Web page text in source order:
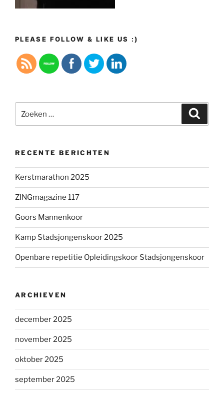
PLEASE FOLLOW & LIKE US :)
naar:
RECENTE BERICHTEN
Kerstmarathon 2025
ZINGmagazine 117
Goors Mannenkoor
Kamp Stadsjongenskoor 2025
Openbare repetitie Opleidingskoor Stadsjongenskoor
ARCHIEVEN
december 2025
november 2025
oktober 2025
september 2025